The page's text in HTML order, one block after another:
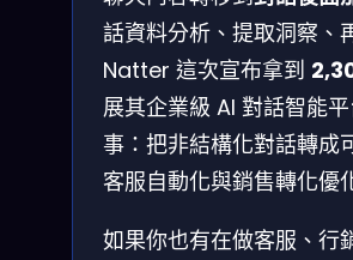
話資料分析、提取洞察、
Natter 這次宣布拿到
展其企業級 AI 對話智能
事：把非結構化對話轉成
客服自動化與銷售轉化優
如果你也有在做客服、行